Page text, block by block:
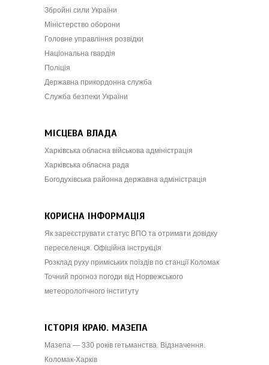
Збройні сили України
Міністерство оборони
Головне управління розвідки
Національна гвардія
Поліція
Державна прикордонна служба
Служба безпеки України
МІСЦЕВА ВЛАДА
Харківська обласна військова адміністрація
Харківська обласна рада
Богодухівська районна державна адміністрація
КОРИСНА ІНФОРМАЦІЯ
Як зареєструвати статус ВПО та отримати довідку
переселенця. Офіційна інструкція
Розклад руху приміських поїздів по станції Коломак
Точний прогноз погоди від Норвежського
метеорологічного інституту
ІСТОРІЯ КРАЮ. МАЗЕПА
Мазепа — 330 років гетьманства. Відзначення.
Коломак-Харків